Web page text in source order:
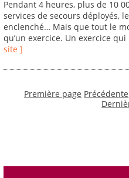
Pendant 4 heures, plus de 10
services de secours déployés,
enclenché… Mais que tout le
qu’un exercice. Un exercice
site ]
Première page Précédente